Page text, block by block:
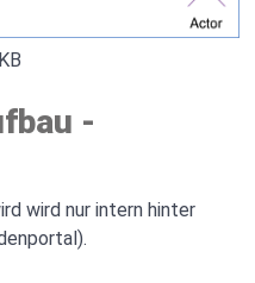
-
wird nur intern hinter